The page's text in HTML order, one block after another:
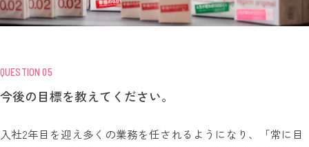
QUESTION 05
今後の目標を教えてください。
入社2年目を迎え多くの業務を任されるようになり、「常に目